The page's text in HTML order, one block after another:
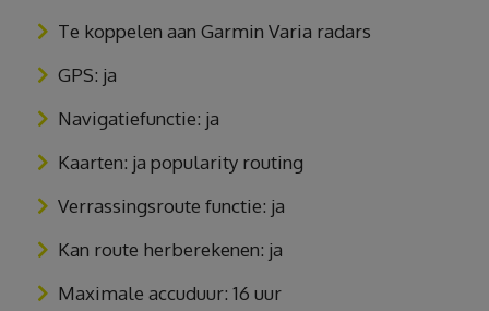
Te koppelen aan Garmin Varia radars
GPS: ja
Navigatiefunctie: ja
Kaarten: ja popularity routing
Verrassingsroute functie: ja
Kan route herberekenen: ja
Maximale accuduur: 16 uur